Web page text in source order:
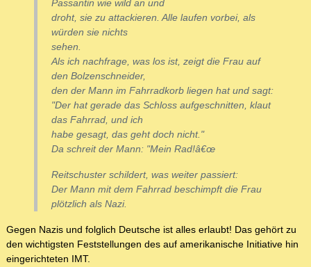
Passantin wie wild an und
droht, sie zu attackieren. Alle laufen vorbei, als
würden sie nichts
sehen.
Als ich nachfrage, was los ist, zeigt die Frau auf
den Bolzenschneider,
den der Mann im Fahrradkorb liegen hat und sagt:
"Der hat gerade das Schloss aufgeschnitten, klaut
das Fahrrad, und ich
habe gesagt, das geht doch nicht."
Da schreit der Mann: "Mein Rad!â€œ
Reitschuster schildert, was weiter passiert:
Der Mann mit dem Fahrrad beschimpft die Frau
plötzlich als Nazi.
Gegen Nazis und folglich Deutsche ist alles erlaubt! Das gehört zu
den wichtigsten Feststellungen des auf amerikanische Initiative hin
eingerichteten IMT.